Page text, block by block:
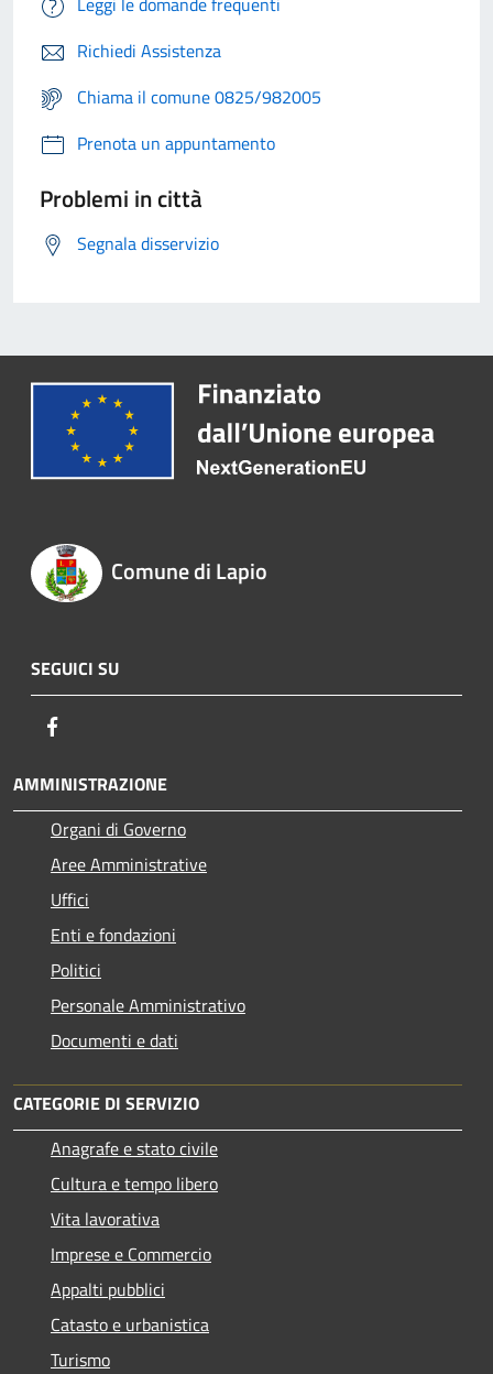
Richiedi Assistenza
Chiama il comune 0825/982005
Prenota un appuntamento
Problemi in città
Segnala disservizio
Comune di Lapio
SEGUICI SU
AMMINISTRAZIONE
Organi di Governo
Aree Amministrative
Uffici
Enti e fondazioni
Politici
Personale Amministrativo
Documenti e dati
CATEGORIE DI SERVIZIO
Anagrafe e stato civile
Cultura e tempo libero
Vita lavorativa
Imprese e Commercio
Appalti pubblici
Catasto e urbanistica
Turismo